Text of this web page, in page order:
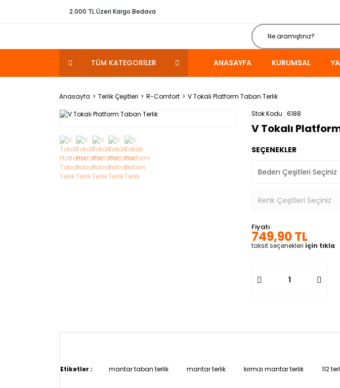
2.000 TL Üzeri Kargo Bedava
TÜM KATEGORİLER ANASAYFA KURUMSAL
Anasayfa Terlik Çeşitleri R-Comfort
V Tokalı Platform Taban Terlik
Stok Kodu 6188
V Tokalı
SEÇENEKLER
Fiyatı
749,90 TL
taksit seçenekleri için tıkla
Etiketler : mantar taban terlik mantar terlik kırmızı mantar terlik 112